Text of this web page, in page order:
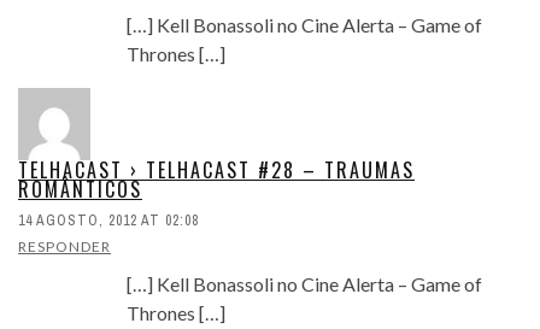
[…] Kell Bonassoli no Cine Alerta – Game of
Thrones […]
TELHACAST › TELHACAST #28 – TRAUMAS
ROMÂNTICOS
14 AGOSTO, 2012 AT 02:08
RESPONDER
[…] Kell Bonassoli no Cine Alerta – Game of
Thrones […]